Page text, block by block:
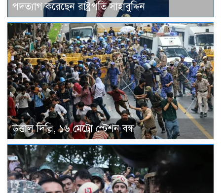
পদত্যাগ করেছেন রাষ্ট্রপতি সাহাবুদ্দিন
উত্তাল দিল্লি, ১৬ মেট্রো স্টেশন বন্ধ